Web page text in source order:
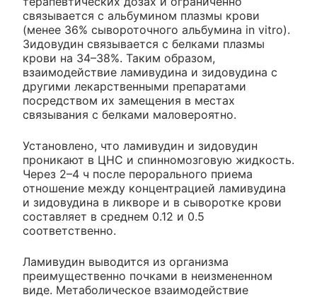
связывается с альбумином плазмы крови
(менее 36% сывороточного альбумина in vitro).
Зидовудин связывается с белками плазмы
крови на 34–38%. Таким образом,
взаимодействие ламивудина и зидовудина с
другими лекарственными препаратами
посредством их замещения в местах
связывания с белками маловероятно.
Установлено, что ламивудин и зидовудин
проникают в ЦНС и спинномозговую жидкость.
Через 2–4 ч после перорального приема
отношение между концентрацией ламивудина
и зидовудина в ликворе и в сыворотке крови
составляет в среднем 0.12 и 0.5
соответственно.
Ламивудин выводится из организма
преимущественно почками в неизмененном
виде. Метаболическое взаимодействие